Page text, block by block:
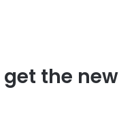
the new